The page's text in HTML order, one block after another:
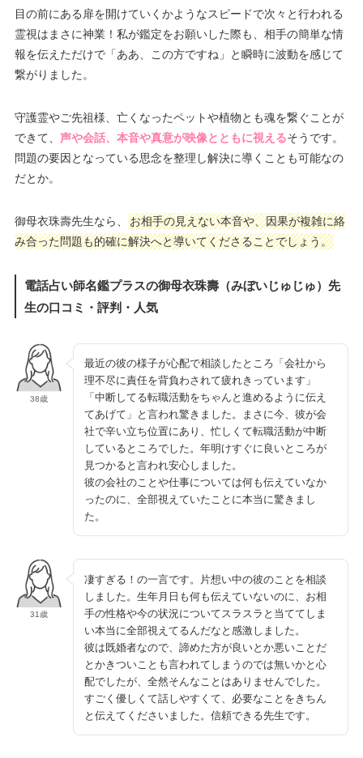
目の前にある扉を開けていくかようなスピードで次々と行われる
霊視はまさに神業！私が鑑定をお願いした際も、相手の簡単な情
報を伝えただけで「ああ、この方ですね」と瞬時に波動を感じて
繋がりました。
守護霊やご先祖様、亡くなったペットや植物とも魂を繋ぐことが
できて、 声や会話、本音や真意が映像とともに視えるそうです。
問題の要因となっている思念を整理し解決に導くことも可能なの
だとか。
御母衣珠壽先生なら、
お相手の見えない本音や、因果が複雑に絡
み合った問題も的確に解決へと導いてくださることでしょう。
電話占い師名鑑プラスの御母衣珠壽（みぼいじゅじゅ）先
生の口コミ・評判・人気
38歳
最近の彼の様子が心配で相談したところ「会社から
理不尽に責任を背負わされて疲れきっています」
「中断してる転職活動をちゃんと進めるように伝え
てあげて」と言われ驚きました。まさに今、彼が会
社で辛い立ち位置にあり、忙しくて転職活動が中断
しているところでした。年明けすぐに良いところが
見つかると言われ安心しました。
彼の会社のことや仕事については何も伝えていなか
ったのに、全部視えていたことに本当に驚きまし
た。
31歳
凄すぎる！の一言です。片想い中の彼のことを相談
しました。生年月日も何も伝えていないのに、お相
手の性格や今の状況についてスラスラと当ててしま
い本当に全部視えてるんだなと感激しました。
彼は既婚者なので、諦めた方が良いとか悪いことだ
とかきついことも言われてしまうのでは無いかと心
配でしたが、全然そんなことはありませんでした。
すごく優しくて話しやすくて、必要なことをきちん
と伝えてくださいました。信頼できる先生です。